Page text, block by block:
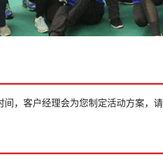
间，客户经理会为您制定活动方案，